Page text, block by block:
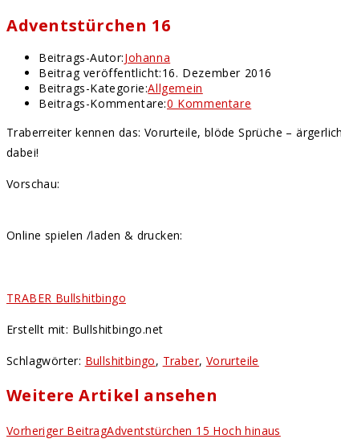
Adventstürchen 16
Beitrags-Autor:Johanna
Beitrag veröffentlicht:16. Dezember 2016
Beitrags-Kategorie:Allgemein
Beitrags-Kommentare:0 Kommentare
Traberreiter kennen das: Vorurteile, blöde Sprüche –
dabei!
Vorschau:
Online spielen /laden & drucken:
TRABER Bullshitbingo
Erstellt mit: Bullshitbingo.net
Schlagwörter: Bullshitbingo, Traber, Vorurteile
Weitere Artikel ansehen
Vorheriger BeitragAdventstürchen 15 Hoch hinaus